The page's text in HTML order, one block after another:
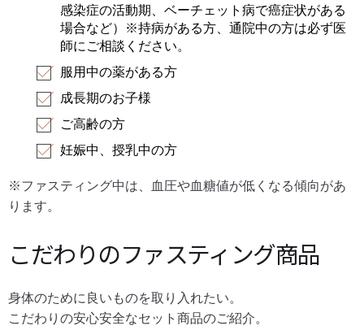
感染症の活動期、ベーチェット病で癌症状がある
場合など）※持病がある方、通院中の方は必ず医
師にご相談ください。
服用中の薬がある方
成長期のお子様
ご高齢の方
妊娠中、授乳中の方
※ファスティング中は、血圧や血糖値が低くなる傾向があ
ります。
こだわりのファスティング商品
身体のために良いものを取り入れたい。
こだわりの安心安全なセット商品のご紹介。